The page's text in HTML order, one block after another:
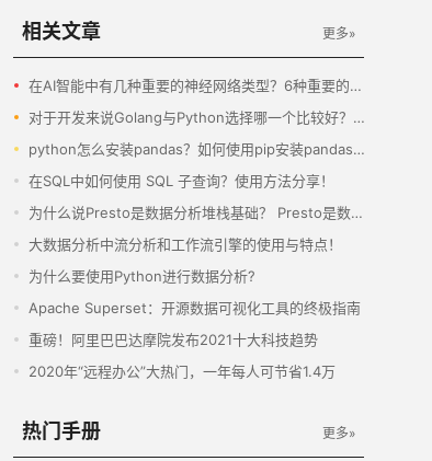
相关文章 更多»
在AI智能中有几种重要的神经网络类型？6种重要的神经网络类型分享！
对于开发来说Golang与Python选择哪一个比较好？Golang与Python对比分析！
python怎么安装pandas？如何使用pip安装pandas库？
在SQL中如何使用 SQL 子查询？使用方法分享！
为什么说Presto是数据分析堆栈基础？ Presto是数据分析堆栈基础5大理由！
大数据分析中流分析和工作流引擎的使用与特点！
为什么要使用Python进行数据分析?
Apache Superset：开源数据可视化工具的终极指南
重磅！阿里巴巴达摩院发布2021十大科技趋势
2020年“远程办公”大热门，一年每人可节省1.4万
热门手册 更多»